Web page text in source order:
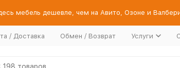
мебель дешевле, чем на Авито, Озоне и
/ Доставка Обмен / Возврат Услуги